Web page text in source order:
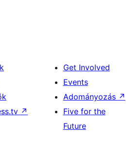
↗
Get Involved
Events
Adományozás ↗
Five for the
Future